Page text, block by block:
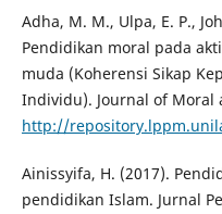
Adha, M. M., Ulpa, E. P.,
Pendidikan moral pada
muda (Koherensi Sikap
Individu). Journal of Moral
http://
Ainissyifa, H. (2017).
pendidikan Islam. Jurnal